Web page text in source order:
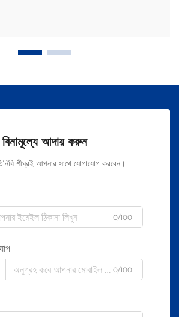
বিনামূল্যে আদায় করুন
শীঘ্রই আপনার সাথে যোগাযোগ করবেন।
0/100
0/100